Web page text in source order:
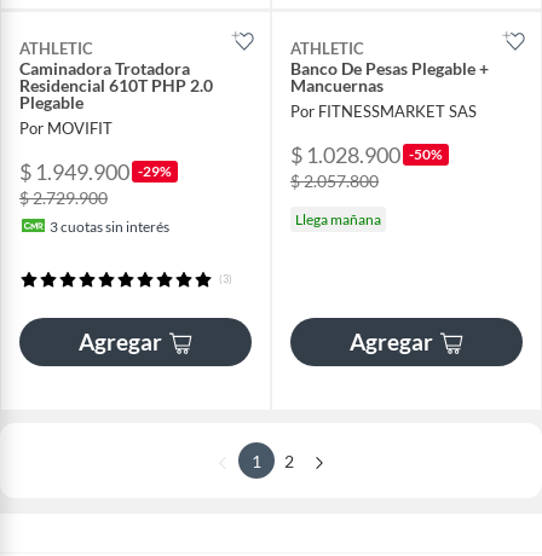
ATHLETIC
Caminadora Trotadora
Residencial 610T PHP 2.0
Plegable
Por MOVIFIT
$ 1.949.900 -29%
$ 2.729.900
3cuotas sin interés
(3)
Agregar
ATHLETIC
Banco De Pesas Plegable +
Mancuernas
Por FITNESSMARKET SAS
$ 1.028.900 -50%
$ 2.057.800
Llega mañana
Agregar
1 2